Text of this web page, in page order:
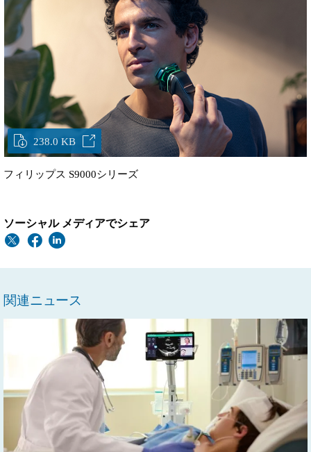
238.0 KB
フィリップス S9000シリーズ
ソーシャル メディアでシェア
関連ニュース